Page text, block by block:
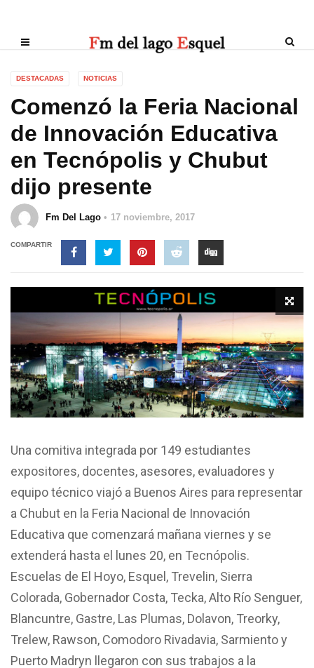
DESTACADAS NOTICIAS
Comenzó la Feria Nacional
de Innovación Educativa
en Tecnópolis y Chubut
dijo presente
Fm Del Lago 17 noviembre, 2017
COMPARTIR
Una comitiva integrada por 149 estudiantes
expositores, docentes, asesores, evaluadores y
equipo técnico viajó a Buenos Aires para representar
a Chubut en la Feria Nacional de Innovación
Educativa que comenzará mañana viernes y se
extenderá hasta el lunes 20, en Tecnópolis.
Escuelas de El Hoyo, Esquel, Trevelin, Sierra
Colorada, Gobernador Costa, Tecka, Alto Río Senguer,
Blancuntre, Gastre, Las Plumas, Dolavon, Treorky,
Trelew, Rawson, Comodoro Rivadavia, Sarmiento y
Puerto Madryn llegaron con sus trabajos a la